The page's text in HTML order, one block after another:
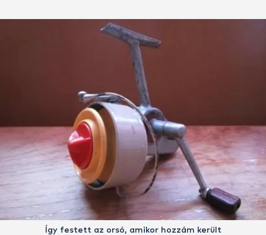
Így festett az orsó, amikor hozzám került